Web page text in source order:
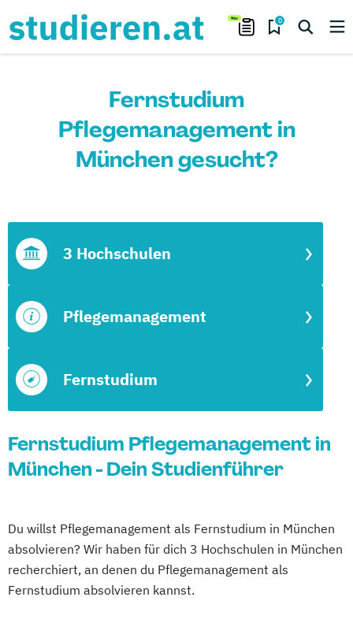
0
Fernstudium
Pflegemanagement in
München gesucht?
Fernstudium
Pflegemanagement
3 Hochschulen
Fernstudium Pflegemanagement in
München - Dein Studienführer
Du willst Pflegemanagement als Fernstudium in München
absolvieren? Wir haben für dich 3 Hochschulen in München
recherchiert, an denen du Pflegemanagement als
Fernstudium absolvieren kannst.